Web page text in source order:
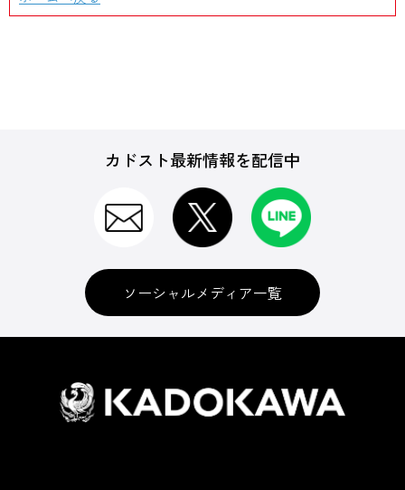
カドスト最新情報を配信中
ソーシャルメディア一覧